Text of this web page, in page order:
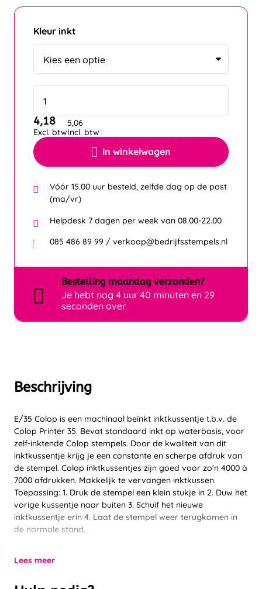
Beschrijving
E/35 Colop is een machinaal beïnkt inktkussentje t.b.v. de
Colop Printer 35. Bevat standaard inkt op waterbasis, voor
zelf-inktende Colop stempels. Door de kwaliteit van dit
inktkussentje krijg je een constante en scherpe afdruk van
de stempel. Colop inktkussentjes zijn goed voor zo'n 4000 à
7000 afdrukken. Makkelijk te vervangen inktkussen.
Toepassing: 1. Druk de stempel een klein stukje in 2. Duw het
vorige kussentje naar buiten 3. Schuif het nieuwe
inktkussentje erin 4. Laat de stempel weer terugkomen in
de normale stand.
Lees meer
Kleur inkt
In winkelwagen
4,18
Excl. btw
5,06
Incl. btw
Vóór 15.00 uur besteld, zelfde dag op de post
(ma/vr)
Helpdesk 7 dagen per week van 08.00-22.00
085 486 89 99 / verkoop@bedrijfsstempels.nl
Bestelling maandag verzonden?
Je hebt nog 4 uur 40 minuten en 29
seconden over